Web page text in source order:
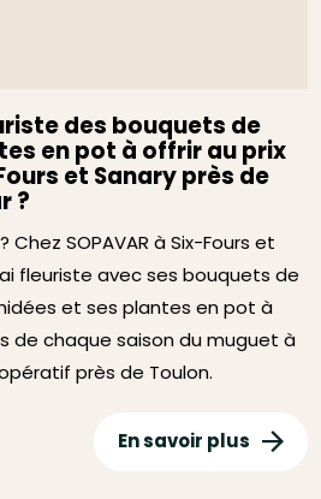
des bouquets de
en pot à offrir au prix
et Sanary près de
?
Chez SOPAVAR à Six-Fours et
fleuriste avec ses bouquets de
et ses plantes en pot à
de chaque saison du muguet à
près de Toulon.
En savoir plus